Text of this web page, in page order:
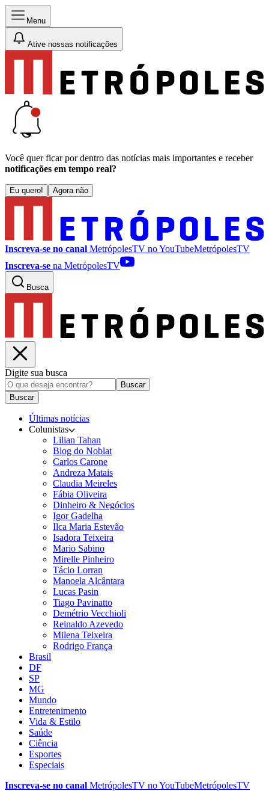
Menu
Ative nossas notificações
Você quer ficar por dentro das notícias mais importantes e receber
notificações em tempo real?
Eu quero! Agora não
Inscreva-se no canal MetrópolesTV noYouTubeMetrópolesTV
Inscreva-se na MetrópolesTV
Busca
Digite sua busca
Buscar
Buscar
Últimas notícias
Colunistas
Lilian Tahan
Blog do Noblat
Carlos Carone
Andreza Matais
Claudia Meireles
Fábia Oliveira
Dinheiro & Negócios
Igor Gadelha
Ilca Maria Estevão
Isadora Teixeira
Mario Sabino
Mirelle Pinheiro
Tácio Lorran
Manoela Alcântara
Lucas Pasin
Tiago Pavinatto
Demétrio Vecchioli
Reinaldo Azevedo
Milena Teixeira
Rodrigo França
Brasil
DF
SP
MG
Mundo
Entretenimento
Vida & Estilo
Saúde
Ciência
Esportes
Especiais
Inscreva-se no canal MetrópolesTV noYouTubeMetrópolesTV